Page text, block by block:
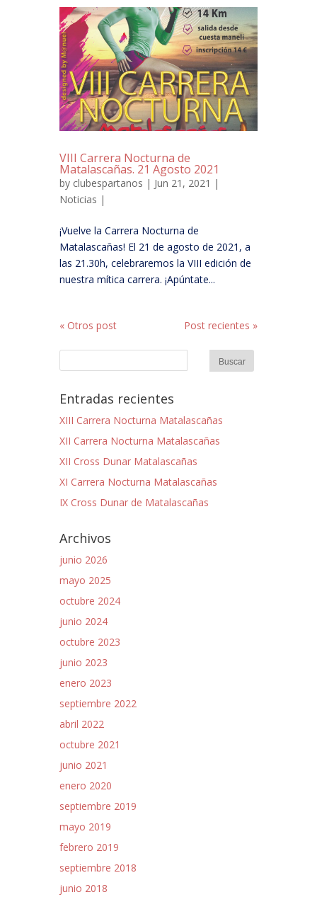
VIII Carrera Nocturna de
Matalascañas. 21 Agosto 2021
by clubespartanos | Jun 21, 2021 |
Noticias |
¡Vuelve la Carrera Nocturna de
Matalascañas! El 21 de agosto de 2021, a
las 21.30h, celebraremos la VIII edición de
nuestra mítica carrera. ¡Apúntate...
« Otros post Post recientes »
Entradas recientes
XIII Carrera Nocturna Matalascañas
XII Carrera Nocturna Matalascañas
XII Cross Dunar Matalascañas
XI Carrera Nocturna Matalascañas
IX Cross Dunar de Matalascañas
Archivos
junio 2026
mayo 2025
octubre 2024
junio 2024
octubre 2023
junio 2023
enero 2023
septiembre 2022
abril 2022
octubre 2021
junio 2021
enero 2020
septiembre 2019
mayo 2019
febrero 2019
septiembre 2018
junio 2018